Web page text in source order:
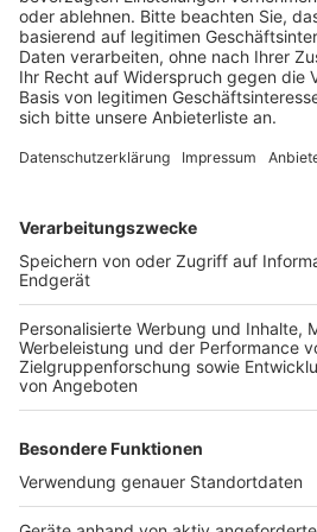
Anzeige
Die Spiele ziehen sich oft über
gewisse Abläufe im Kopf
Platz. Als nächstes Turnier steht
Grand Prix im 5-Kegel-Billard
Weltmeisterschaft im September
Anzeige
Anzeige